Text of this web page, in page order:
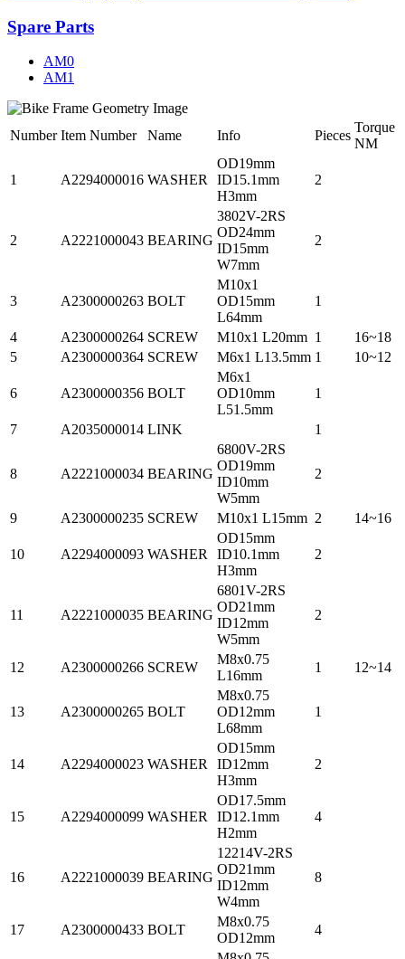
Spare Parts
AM0
AM1
Number Item Number Name Info Pieces
Torque
NM
1 A2294000016 WASHER
OD19mm
ID15.1mm
H3mm
2
2 A2221000043 BEARING
3802V-2RS
OD24mm
ID15mm
W7mm
2
3 A2300000263 BOLT
M10x1
OD15mm
L64mm
1
4 A2300000264 SCREW M10x1 L20mm 1
16~18
5
A2300000364 SCREW M6x1 L13.5mm 1 10~12
6 A2300000356 BOLT
M6x1
OD10mm
L51.5mm
1
7 A2035000014 LINK 1
8 A2221000034 BEARING
6800V-2RS
OD19mm
ID10mm
W5mm
2
9 A2300000235 SCREW M10x1 L15mm 2 14~16
10 A2294000093 WASHER
OD15mm
ID10.1mm
H3mm
2
11 A2221000035 BEARING
6801V-2RS
OD21mm
ID12mm
W5mm
2
12 A2300000266 SCREW
M8x0.75
L16mm
1 12~14
13 A2300000265 BOLT
M8x0.75
OD12mm
L68mm
1
14 A2294000023 WASHER
OD15mm
ID12mm
H3mm
2
15 A2294000099 WASHER
OD17.5mm
ID12.1mm
H2mm
4
16 A2221000039 BEARING
12214V-2RS
OD21mm
ID12mm
W4mm
8
17 A2300000433 BOLT
M8x0.75
OD12mm
4